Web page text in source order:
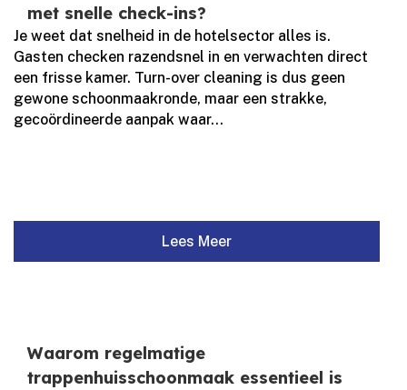
met snelle check-ins?
Je weet dat snelheid in de hotelsector alles is.​
Gasten checken razendsnel in en verwachten direct
een frisse kamer.​ Turn-over cleaning is dus geen
gewone schoonmaakronde, maar een strakke,
gecoördineerde aanpak waar...
Lees Meer
Waarom regelmatige
trappenhuisschoonmaak essentieel is